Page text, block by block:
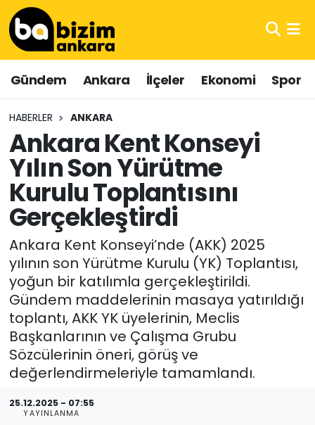
Gündem Ankara İlçeler Ekonomi Spor
HABERLER ANKARA
Ankara Kent Konseyi
Yılın Son Yürütme
Kurulu Toplantısını
Gerçekleştirdi
Ankara Kent Konseyi’nde (AKK) 2025
yılının son Yürütme Kurulu (YK) Toplantısı,
yoğun bir katılımla gerçekleştirildi.
Gündem maddelerinin masaya yatırıldığı
toplantı, AKK YK üyelerinin, Meclis
Başkanlarının ve Çalışma Grubu
Sözcülerinin öneri, görüş ve
değerlendirmeleriyle tamamlandı.
25.12.2025 - 07:55
YAYINLANMA
Hava Durumu
Trafik Durumu
Süper Lig Puan Durumu ve Fikstür
Tüm Manşetler
Son Dakika Haberleri
Haber Arşivi